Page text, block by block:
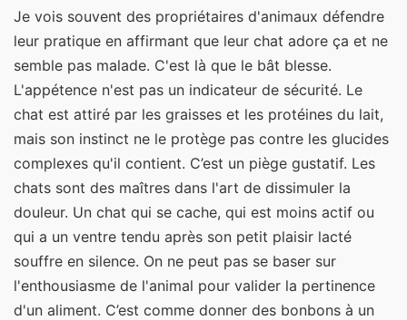
Je vois souvent des propriétaires d'animaux défendre
leur pratique en affirmant que leur chat adore ça et ne
semble pas malade. C'est là que le bât blesse.
L'appétence n'est pas un indicateur de sécurité. Le
chat est attiré par les graisses et les protéines du lait,
mais son instinct ne le protège pas contre les glucides
complexes qu'il contient. C’est un piège gustatif. Les
chats sont des maîtres dans l'art de dissimuler la
douleur. Un chat qui se cache, qui est moins actif ou
qui a un ventre tendu après son petit plaisir lacté
souffre en silence. On ne peut pas se baser sur
l'enthousiasme de l'animal pour valider la pertinence
d'un aliment. C’est comme donner des bonbons à un